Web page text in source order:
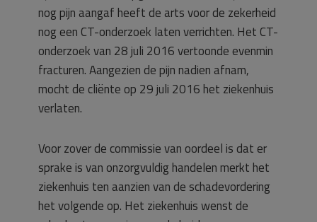
nog pijn aangaf heeft de arts voor de zekerheid
nog een CT-onderzoek laten verrichten. Het CT-
onderzoek van 28 juli 2016 vertoonde evenmin
fracturen. Aangezien de pijn nadien afnam,
mocht de cliënte op 29 juli 2016 het ziekenhuis
verlaten.
Voor zover de commissie van oordeel is dat er
sprake is van onzorgvuldig handelen merkt het
ziekenhuis ten aanzien van de schadevordering
het volgende op. Het ziekenhuis wenst de